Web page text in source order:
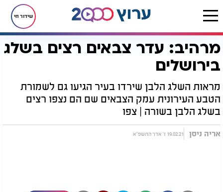
שידור חי
דף הבית יהדות נפלאות הבריאה מרהיב: עדר צבאים רצים בשלג בירושלים
מרהיב: עדר צבאים רצים בשלג
בירושלים
מראות השלג הלבן שירדו בעיר הגיעו גם לשמורת
הטבע העירונית עמק הצבאים שם הם נצפו רצים
בשלג הלבן בשורה | צפו
אריה ניסן 19.02.21 ז' אדר התשפ"א